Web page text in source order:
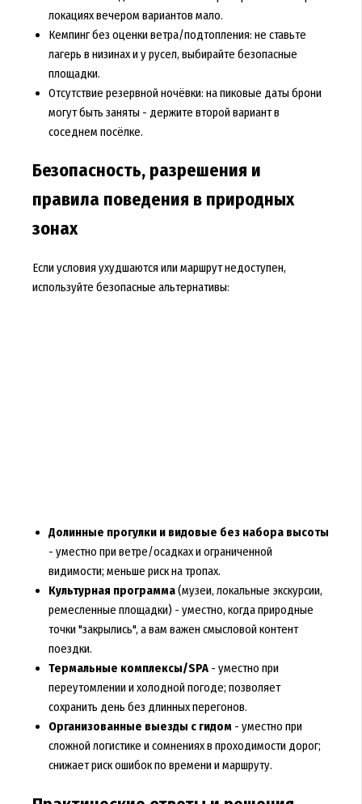
локациях вечером вариантов мало.
Кемпинг без оценки ветра/подтопления: не ставьте
лагерь в низинах и у русел, выбирайте безопасные
площадки.
Отсутствие резервной ночёвки: на пиковые даты брони
могут быть заняты - держите второй вариант в
соседнем посёлке.
Безопасность, разрешения и
правила поведения в природных
зонах
Если условия ухудшаются или маршрут недоступен,
используйте безопасные альтернативы:
Долинные прогулки и видовые без набора высоты
- уместно при ветре/осадках и ограниченной
видимости; меньше риск на тропах.
Культурная программа(музеи, локальные экскурсии,
ремесленные площадки) - уместно, когда природные
точки "закрылись", а вам важен смысловой контент
поездки.
Термальные комплексы/SPA- уместно при
переутомлении и холодной погоде; позволяет
сохранить день без длинных перегонов.
Организованные выезды с гидом- уместно при
сложной логистике и сомнениях в проходимости дорог;
снижает риск ошибок по времени и маршруту.